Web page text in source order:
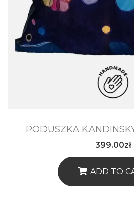
PODUSZKA
399.00zł
ADD TO